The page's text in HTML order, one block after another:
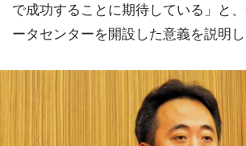
で成功することに期待している」と
ータセンターを開設した意義を説明し